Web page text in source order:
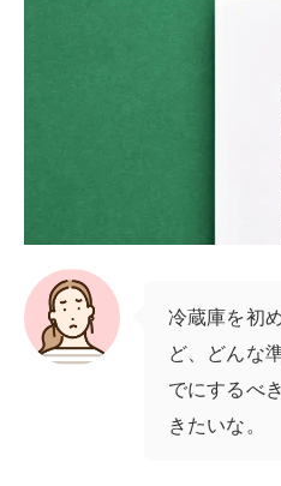
冷蔵庫を初
ど、どんな
でにするべ
きたいな。